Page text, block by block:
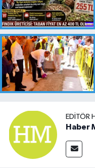
EDITÖR
Haber